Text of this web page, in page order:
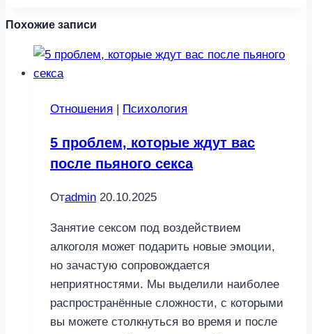
Похожие записи
Отношения Психология
5 проблем, которые ждут вас
после пьяного секса
Отadmin 20.10.2025
Занятие сексом под воздействием
алкоголя может подарить новые эмоции,
но зачастую сопровождается
неприятностями. Мы выделили наиболее
распространённые сложности, с которыми
вы можете столкнуться во время и после